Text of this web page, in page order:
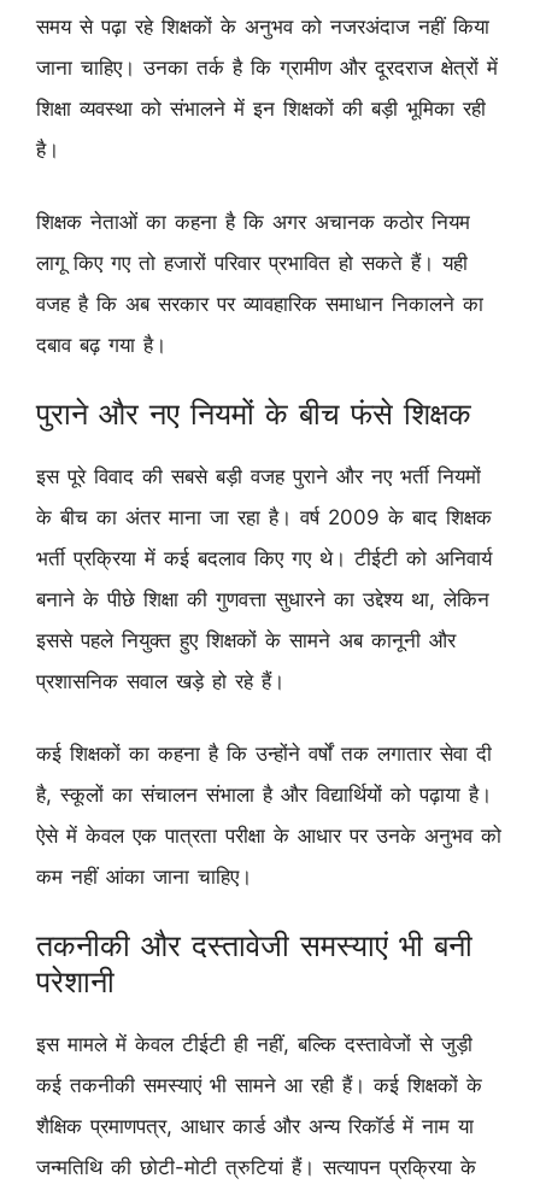
समय से पढ़ा रहे शिक्षकों के अनुभव को नजरअंदाज नहीं किया
जाना चाहिए। उनका तर्क है कि ग्रामीण और दूरदराज क्षेत्रों में
शिक्षा व्यवस्था को संभालने में इन शिक्षकों की बड़ी भूमिका रही
है।
शिक्षक नेताओं का कहना है कि अगर अचानक कठोर नियम
लागू किए गए तो हजारों परिवार प्रभावित हो सकते हैं। यही
वजह है कि अब सरकार पर व्यावहारिक समाधान निकालने का
दबाव बढ़ गया है।
पुराने और नए नियमों के बीच फंसे शिक्षक
इस पूरे विवाद की सबसे बड़ी वजह पुराने और नए भर्ती नियमों
के बीच का अंतर माना जा रहा है। वर्ष 2009 के बाद शिक्षक
भर्ती प्रक्रिया में कई बदलाव किए गए थे। टीईटी को अनिवार्य
बनाने के पीछे शिक्षा की गुणवत्ता सुधारने का उद्देश्य था, लेकिन
इससे पहले नियुक्त हुए शिक्षकों के सामने अब कानूनी और
प्रशासनिक सवाल खड़े हो रहे हैं।
कई शिक्षकों का कहना है कि उन्होंने वर्षों तक लगातार सेवा दी
है, स्कूलों का संचालन संभाला है और विद्यार्थियों को पढ़ाया है।
ऐसे में केवल एक पात्रता परीक्षा के आधार पर उनके अनुभव को
कम नहीं आंका जाना चाहिए।
तकनीकी और दस्तावेजी समस्याएं भी बनी
परेशानी
इस मामले में केवल टीईटी ही नहीं, बल्कि दस्तावेजों से जुड़ी
कई तकनीकी समस्याएं भी सामने आ रही हैं। कई शिक्षकों के
शैक्षिक प्रमाणपत्र, आधार कार्ड और अन्य रिकॉर्ड में नाम या
जन्मतिथि की छोटी-मोटी त्रुटियां हैं। सत्यापन प्रक्रिया के